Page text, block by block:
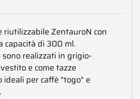
riutilizzabile ZentauroN con
capacità di 300 ml.
sono realizzati in grigio-
e come tazze
per caffè "togo" e